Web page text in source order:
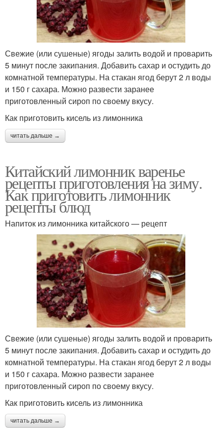
Свежие (или сушеные) ягоды залить водой и проварить
5 минут после закипания. Добавить сахар и остудить до
комнатной температуры. На стакан ягод берут 2 л воды
и 150 г сахара. Можно развести заранее
приготовленный сироп по своему вкусу.
Как приготовить кисель из лимонника
читать дальше →
Китайский лимонник варенье
рецепты приготовления на зиму.
Как приготовить лимонник
рецепты блюд
Напиток из лимонника китайского — рецепт
Свежие (или сушеные) ягоды залить водой и проварить
5 минут после закипания. Добавить сахар и остудить до
комнатной температуры. На стакан ягод берут 2 л воды
и 150 г сахара. Можно развести заранее
приготовленный сироп по своему вкусу.
Как приготовить кисель из лимонника
читать дальше →